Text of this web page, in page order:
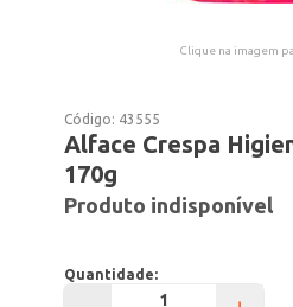
Clique na imagem
Código: 43555
Alface Crespa
170g
Produto indisponível
Quantidade: